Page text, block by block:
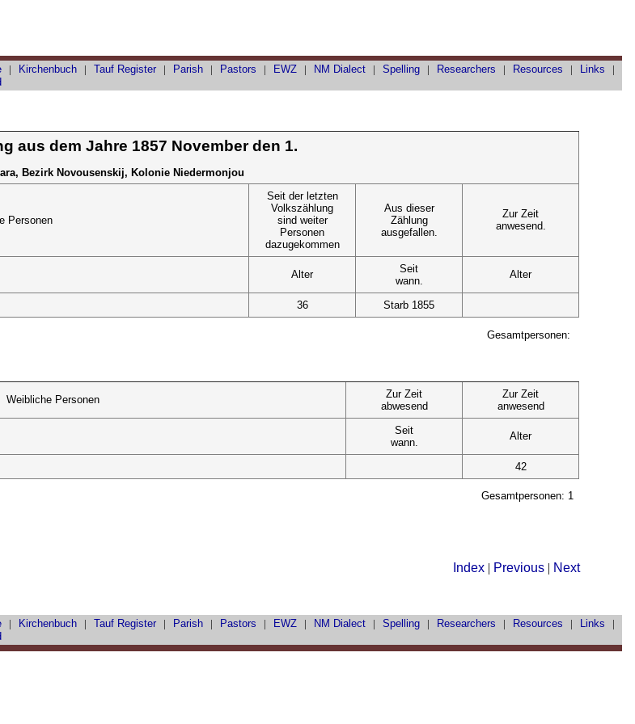
| Kirchenbuch| TaufRegister| Parish| Pastors | EWZ| NM Dialect| Spelling| Researchers | Resources | Links |
aus dem Jahre 1857 November den 1.
Bezirk Novousenskij, Kolonie Niedermonjou
Personen
Seit der letzten
Volkszählung
sind weiter
Personen
dazugekommen
Aus dieser
Zählung
ausgefallen.
Zur Zeit
anwesend.
Alter
Seit
wann.
Alter
36 Starb 1855
Gesamtpersonen:
Weibliche Personen
Zur Zeit
abwesend
Zur Zeit
anwesend
Seit
wann.
Alter
42
Gesamtpersonen: 1
Index| Previous| Next
| Kirchenbuch| TaufRegister| Parish| Pastors | EWZ| NM Dialect| Spelling| Researchers | Resources | Links |